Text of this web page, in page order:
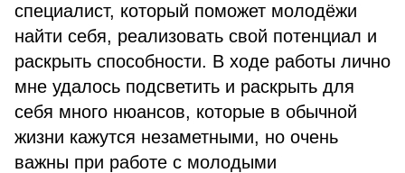
специалист, который поможет молодёжи
найти себя, реализовать свой потенциал и
раскрыть способности. В ходе работы лично
мне удалось подсветить и раскрыть для
себя много нюансов, которые в обычной
жизни кажутся незаметными, но очень
важны при работе с молодыми